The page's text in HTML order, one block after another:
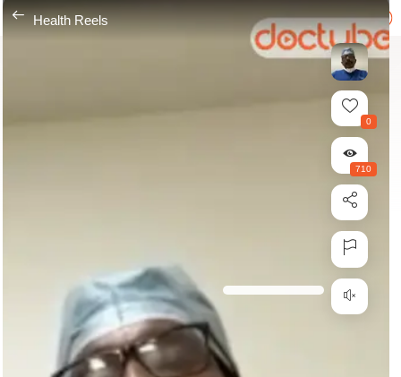
---
Health Reels
0
710